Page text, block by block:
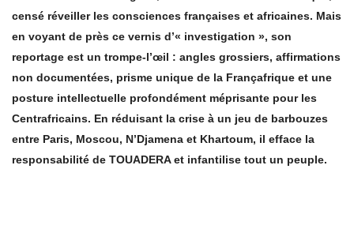
censé réveiller les consciences françaises et africaines. Mais
en voyant de près ce vernis d’« investigation », son
reportage est un trompe‑l’œil : angles grossiers, affirmations
non documentées, prisme unique de la Françafrique et une
posture intellectuelle profondément méprisante pour les
Centrafricains. En réduisant la crise à un jeu de barbouzes
entre Paris, Moscou, N’Djamena et Khartoum, il efface la
responsabilité de TOUADERA et infantilise tout un peuple.